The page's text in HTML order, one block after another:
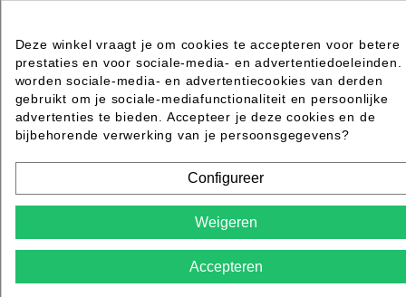
Rated out of 5 stars based onreview(s)
excl. btw€ 3,99
incl. btw € 4,83
 Op voorraad direct leverbaar
IN WINKELWAGEN
Deze winkel vraagt je om cookies te accepteren voor betere
prestaties en voor sociale-media- en advertentiedoeleinden.
worden sociale-media- en advertentiecookies van derden
gebruikt om je sociale-mediafunctionaliteit en persoonlijke
advertenties te bieden. Accepteer je deze cookies en de
bijbehorende verwerking van je persoonsgegevens?
Configureer
Weigeren
Accepteren